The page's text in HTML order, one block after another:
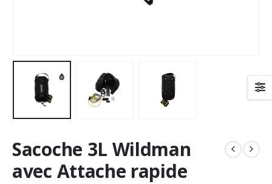
Sacoche 3L Wildman
avec Attache rapide